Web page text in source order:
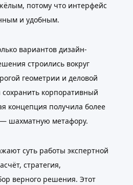
потому что интерфейс
и удобным.
вариантов дизайн-
строились вокруг
геометрии и деловой
корпоративный
концепция получила более
шахматную метафору.
суть работы экспертной
стратегия,
верного решения. Этот